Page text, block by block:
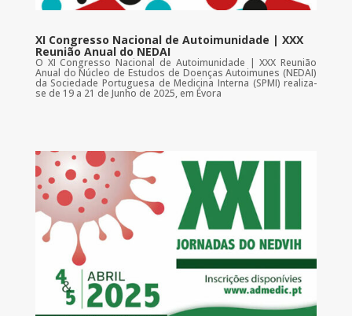
XI Congresso Nacional de Autoimunidade | XXX
Reunião Anual do NEDAI
O XI Congresso Nacional de Autoimunidade | XXX Reunião
Anual do Núcleo de Estudos de Doenças Autoimunes (NEDAI)
da Sociedade Portuguesa de Medicina Interna (SPMI) realiza-
se de 19 a 21 de Junho de 2025, em Évora